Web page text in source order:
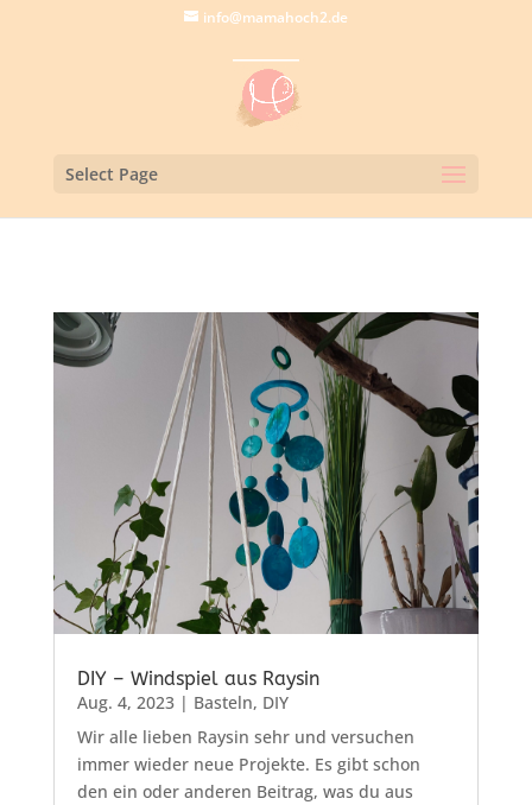
info@mamahoch2.de
Select Page
DIY – Windspiel aus Raysin
Aug. 4, 2023| Basteln, DIY
Wir alle lieben Raysin sehr und versuchen
immer wieder neue Projekte. Es gibt schon
den ein oder anderen Beitrag, was du aus